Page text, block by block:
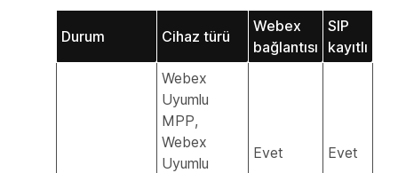
Durum Cihaz türü
Webex
bağlantısı
SIP
kayıtlı
Webex
Uyumlu
MPP,
Webex
Uyumlu
Evet Evet